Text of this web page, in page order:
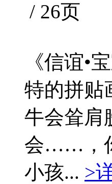
/ 26页
《信谊•
特的拼贴
牛会耸肩
会……，
小孩... >